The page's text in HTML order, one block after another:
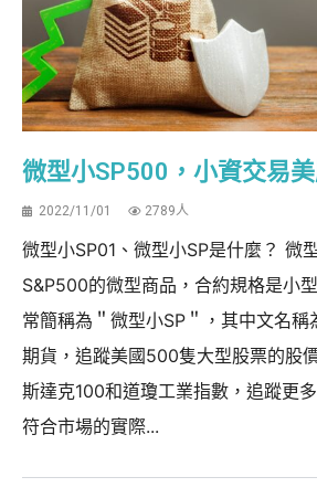
微型小SP500，小資交易
2022/11/01 2789人
微型小SP01、微型小SP是什麼？ 微
S&P500的微型商品，合約規格是小
常簡稱為＂微型小SP＂，其中文名
期貨，追蹤美國500隻大型股票的股
斯達克100和道瓊工業指數，追蹤更
符合市場的實際...